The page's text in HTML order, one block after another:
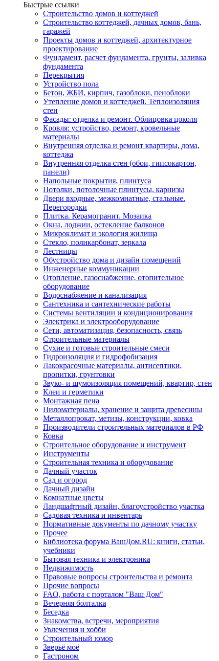
Быстрые ссылки
Строительство домов и коттеджей
Строительство коттеджей, дачных домов, бань,
гаражей
Проекты домов и коттеджей, архитектурное
проектирование
Фундамент, расчет фундамента, грунты, заливка
фундамента
Перекрытия
Устройство пола
Бетон, ЖБИ, кирпич, газоблоки, пеноблоки
Утепление домов и коттеджей. Теплоизоляция
стен
Фасады: отделка и ремонт. Облицовка цоколя
Кровля: устройство, ремонт, кровельные
материалы
Внутренняя отделка и ремонт квартиры, дома,
коттеджа
Внутренняя отделка стен (обои, гипсокартон,
панели)
Напольные покрытия, плинтуса
Потолки, потолочные плинтусы, карнизы
Двери входные, межкомнатные, стальные.
Перегородки
Плитка. Керамогранит. Мозаика
Окна, лоджии, остекление балконов
Микроклимат и экология жилища
Стекло, поликарбонат, зеркала
Лестницы
Обустройство дома и дизайн помещений
Инженерные коммуникации
Отопление, газоснабжение, отопительное
оборудование
Водоснабжение и канализация
Сантехника и сантехнические работы
Системы вентиляции и кондиционирования
Электрика и электрооборудование
Сети, автоматизация, безопасность, связь
Строительные материалы
Сухие и готовые строительные смеси
Гидроизоляция и гидрофобизация
Лакокрасочные материалы, антисептики,
пропитки, грунтовки
Звуко- и шумоизоляция помещений, квартир, стен
Клеи и герметики
Монтажная пена
Пиломатериалы, хранение и защита древесины
Металлопрокат, метизы, конструкции, ковка
Производители строительных материалов в РФ
Ковка
Строительное оборудование и инструмент
Инструменты
Строительная техника и оборудование
Дачный участок
Сад и огород
Дачный дизайн
Комнатные цветы
Ландшафтный дизайн, благоустройство участка
Садовая техника и инвентарь
Нормативные документы по дачному участку
Прочее
Библиотека форума ВашДом.RU: книги, статьи,
учебники
Бытовая техника и электроника
Недвижимость
Правовые вопросы строительства и ремонта
Прочие вопросы
FAQ, работа с порталом "Ваш Дом"
Вечерняя болталка
Беседка
Знакомства, встречи, мероприятия
Увлечения и хобби
Строительный юмор
Зверьё моё
Гастроном